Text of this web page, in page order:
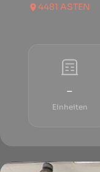
4481 ASTEN
–
Einheiten